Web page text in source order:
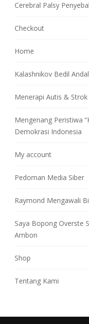
Cerebral Palsy
Checkout
Home
Kalashnikov Bedil
Menerapi Autis &
Mengenang Peristiwa
Demokrasi Indonesia
My account
Pedoman Media Siber
Raymond Mengawali
Saya Bopong Overste
Ambon
Shop
Tentang Kami